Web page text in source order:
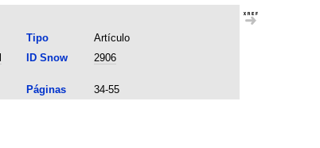
Tipo
Artículo
ID Snow 2906
Páginas
34-55